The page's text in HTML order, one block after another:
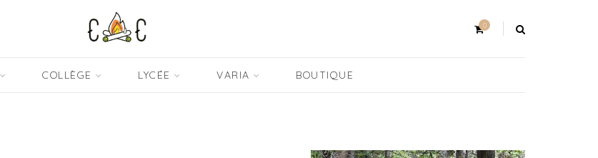
0
COLLÈGE LYCÉE VARIA BOUTIQUE